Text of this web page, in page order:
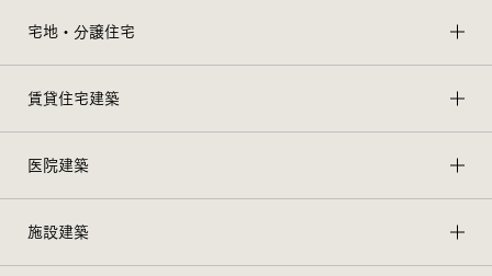
宅地・分譲住宅
賃貸住宅建築
医院建築
施設建築